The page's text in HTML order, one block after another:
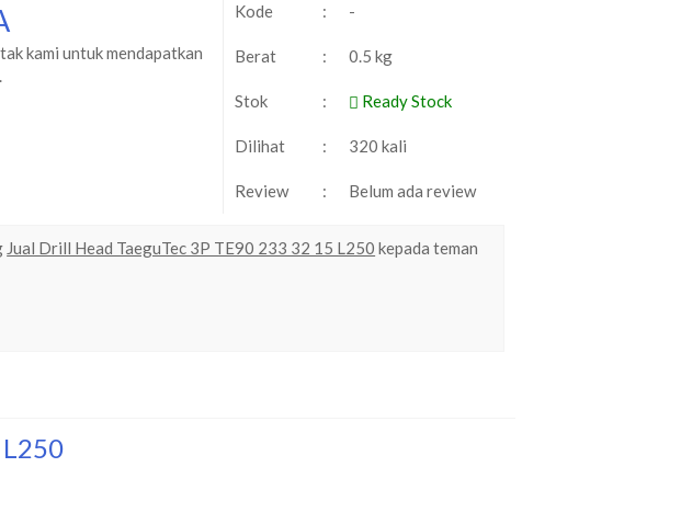
Kode : -
Berat : 0.5 kg
Stok : Ready Stock
Dilihat : 320 kali
Review : Belum ada review
kami untuk mendapatkan
Jual Drill Head TaeguTec 3P TE90 233 32 15 L250 kepada teman
L250